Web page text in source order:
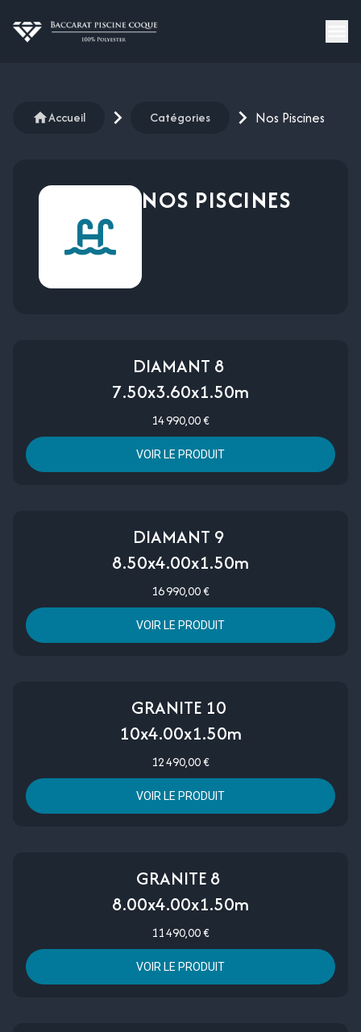
Accueil Catégories Nos Piscines
NOS PISCINES
DIAMANT 8
7.50x3.60x1.50m
14 990,00 €
VOIR LE PRODUIT
DIAMANT 9
8.50x4.00x1.50m
16 990,00 €
VOIR LE PRODUIT
GRANITE 10
10x4.00x1.50m
12 490,00 €
VOIR LE PRODUIT
GRANITE 8
8.00x4.00x1.50m
11 490,00 €
VOIR LE PRODUIT